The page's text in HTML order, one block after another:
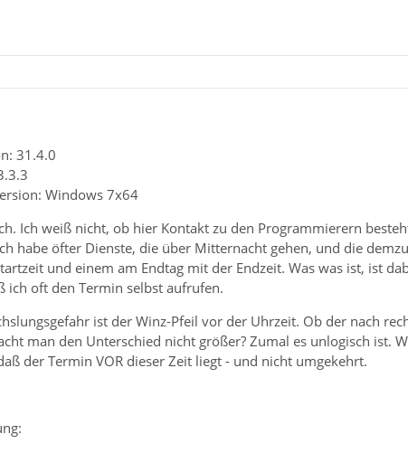
31.4.0
Windows 7x64
Ich weiß nicht, ob hier Kontakt zu den Programmierern
habe öfter Dienste, die über Mitternacht gehen, und die
und einem am Endtag mit der Endzeit. Was was ist, ist
ich oft den Termin selbst aufrufen.
ist der Winz-Pfeil vor der Uhrzeit. Ob der nach
man den Unterschied nicht größer? Zumal es unlogisch ist.
der Termin VOR dieser Zeit liegt - und nicht umgekehrt.